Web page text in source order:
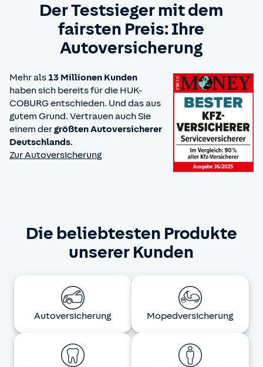
Der Testsieger mit dem
fairsten Preis: Ihre
Autoversicherung
Mehr als 13 Millionen Kunden
haben sich bereits für die HUK-
COBURG entschieden. Und das aus
gutem Grund. Vertrauen auch Sie
einem dergrößten Autoversicherer
Deutschlands.
Zur Autoversicherung
Die beliebtesten Produkte
unserer Kunden
Auto­versicherung Moped­versicherung